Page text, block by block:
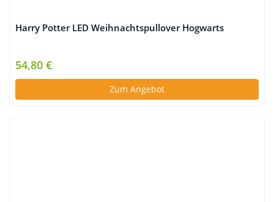
Harry Potter LED Weihnachtspullover Hogwarts
54,80 €
Zum Angebot